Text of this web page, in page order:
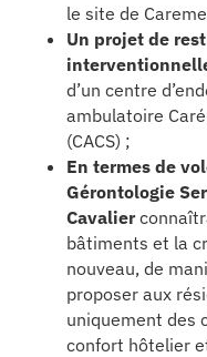
le site de
Un projet de
d’un centre
ambulatoire
(CACS) ;
En termes de
Gérontologie
Cavalier
bâtiments et la
nouveau, de
proposer aux
uniquement des
confort hôtelier